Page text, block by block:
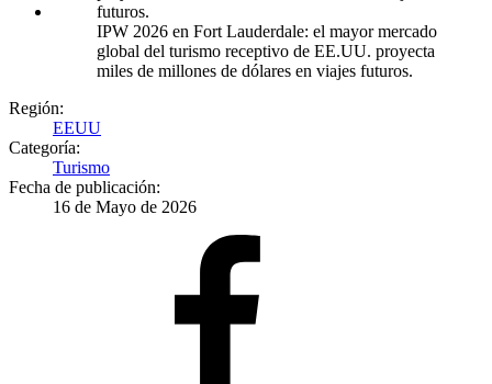
IPW 2026 en Fort Lauderdale: el mayor mercado
global del turismo receptivo de EE.UU. proyecta
miles de millones de dólares en viajes futuros.
Región:
EEUU
Categoría:
Turismo
Fecha de publicación:
16 de Mayo de 2026